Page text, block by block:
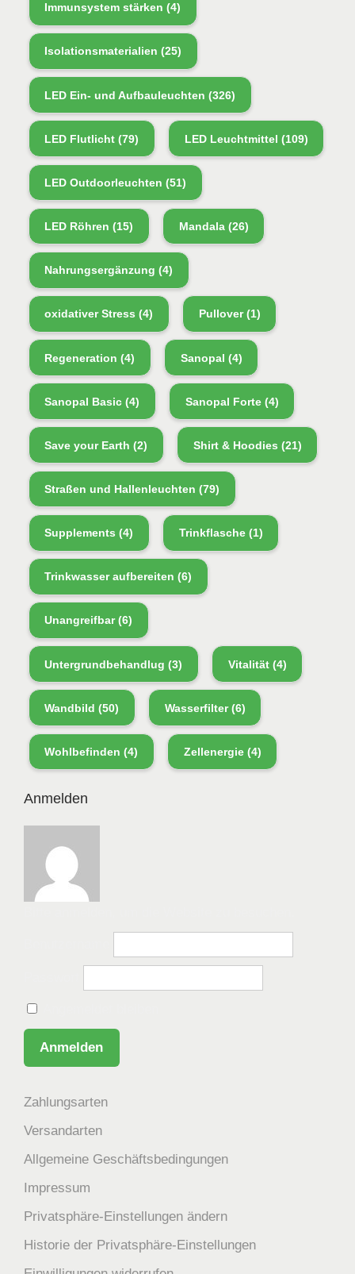
Immunsystem stärken (4)
Isolationsmaterialien (25)
LED Ein- und Aufbauleuchten (326)
LED Flutlicht (79) LED Leuchtmittel (109)
LED Outdoorleuchten (51)
LED Röhren (15) Mandala(26)
Nahrungsergänzung (4)
oxidativer Stress (4) Pullover(1)
Regeneration (4) Sanopal (4)
Sanopal Basic (4) Sanopal Forte(4)
Save your Earth (2) Shirt & Hoodies (21)
Straßen und Hallenleuchten (79)
Supplements (4) Trinkflasche(1)
Trinkwasser aufbereiten (6)
Unangreifbar(6)
Untergrundbehandlug (3) Vitalität(4)
Wandbild (50) Wasserfilter(6)
Wohlbefinden (4) Zellenergie(4)
Anmelden
Zahlungsarten
Versandarten
Allgemeine Geschäftsbedingungen
Impressum
Privatsphäre-Einstellungen ändern
Historie der Privatsphäre-Einstellungen